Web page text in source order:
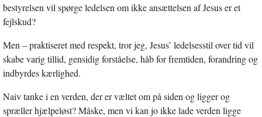
bestyrelsen vil spørge ledelsen om ikke ansættelsen af Jesus er et
fejlskud?
Men – praktiseret med respekt, tror jeg, Jesus’ ledelsesstil over tid vil
skabe varig tillid, gensidig forståelse, håb for fremtiden, forandring og
indbyrdes kærlighed.
Naiv tanke i en verden, der er væltet om på siden og ligger og
spræller hjælpeløst? Måske, men vi kan jo ikke lade verden ligge